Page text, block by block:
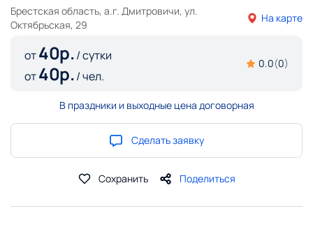
Брестская область, а.г. Дмитровичи, ул.
Октябрьская, 29
На карте
от40р./ сутки
от40р./ чел.
0.0(0)
В праздники и выходные цена договорная
Сделать заявку
Сохранить Поделиться